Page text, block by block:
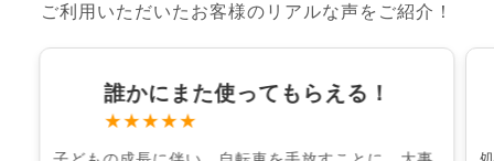
ご利用いただいたお客様のリアルな声をご紹介！
誰かにまた使ってもらえる！
★★★★★